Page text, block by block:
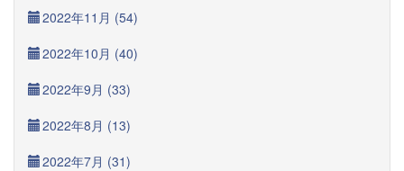
2022年11月 (54)
2022年10月 (40)
2022年9月 (33)
2022年8月 (13)
2022年7月 (31)